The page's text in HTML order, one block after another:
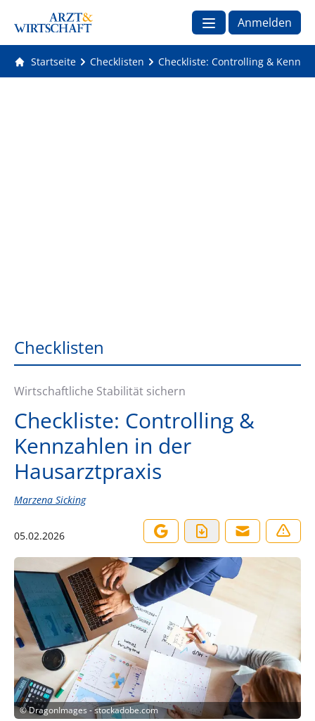
Anmelden
Startseite Checklisten Checkliste: Controlling &
Checklisten
Wirtschaftliche Stabilität sichern
Checkliste: Controlling &
Kennzahlen in der
Hausarztpraxis
Marzena Sicking
05.02.2026
©DragonImages - stockadobe.com